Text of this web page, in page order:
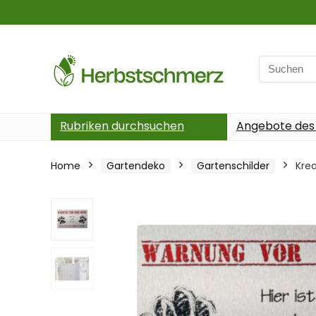
Search
for:
Rubriken durchsuchen Angebote
Home Gartendeko Gartenschilder